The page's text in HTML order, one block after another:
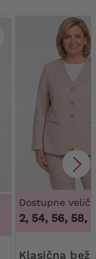
Dostupne
52, 54, 56, 58, 60
Klasična bež